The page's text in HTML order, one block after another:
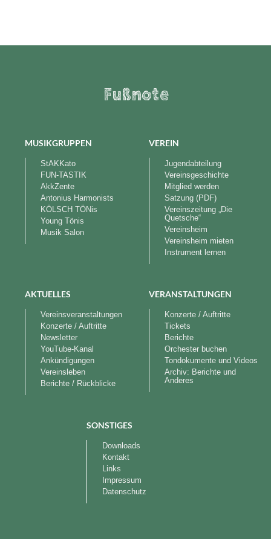
Fußnote
MUSIKGRUPPEN
StAKKato
FUN-TASTIK
AkkZente
Antonius Harmonists
KÖLSCH TÖNis
Young Tönis
Musik Salon
VEREIN
Jugendabteilung
Vereinsgeschichte
Mitglied werden
Satzung (PDF)
Vereinszeitung „Die
Quetsche“
Vereinsheim
Vereinsheim mieten
Instrument lernen
AKTUELLES
Vereinsveranstaltungen
Konzerte / Auftritte
Newsletter
YouTube-Kanal
Ankündigungen
Vereinsleben
Berichte / Rückblicke
VERANSTALTUNGEN
Konzerte / Auftritte
Tickets
Berichte
Orchester buchen
Tondokumente und Videos
Archiv: Berichte und
Anderes
SONSTIGES
Downloads
Kontakt
Links
Impressum
Datenschutz